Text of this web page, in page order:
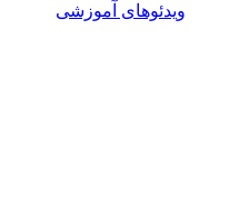
ویدئوهای آموزشی